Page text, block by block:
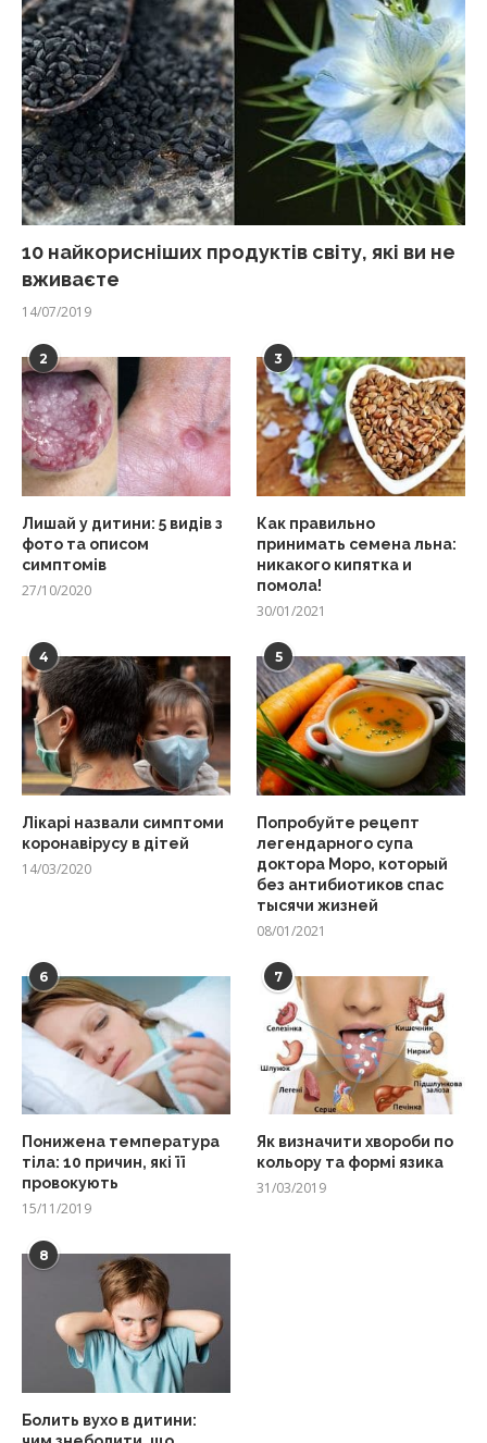
10 найкорисніших продуктів світу, які ви не
вживаєте
14/07/2019
2
Лишай у дитини: 5 видів з
фото та описом
симптомів
27/10/2020
3
Как правильно
принимать семена льна:
никакого кипятка и
помола!
30/01/2021
4
Лікарі назвали симптоми
коронавірусу в дітей
14/03/2020
5
Попробуйте рецепт
легендарного супа
доктора Моро, который
без антибиотиков спас
тысячи жизней
08/01/2021
6
Понижена температура
тіла: 10 причин, які її
провокують
15/11/2019
7
Як визначити хвороби по
кольору та формі язика
31/03/2019
8
Болить вухо в дитини: